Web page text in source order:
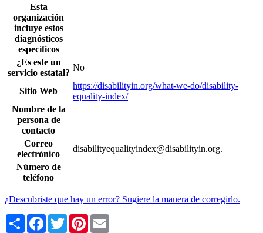
Esta
organización
incluye estos
diagnósticos
específicos
¿Es este un
servicio estatal?
No
Sitio Web
https://disabilityin.org/what-we-do/disability-
equality-index/
Nombre de la
persona de
contacto
Correo
electrónico
disabilityequalityindex@disabilityin.org.
Número de
teléfono
¿Descubriste que hay un error? Sugiere la manera de corregirlo.
Share Facebook
TwitterPinterest